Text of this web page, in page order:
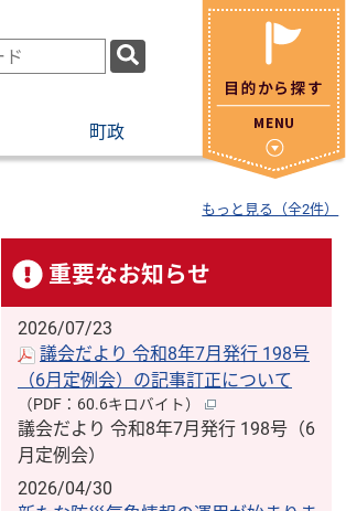
町政
もっと見る（全2件）
重要なお知らせ
2026/07/23
議会だより 令和8年7月発行 198号
（6月定例会）の記事訂正について
（PDF：60.6キロバイト）
議会だより 令和8年7月発行 198号（6
月定例会）
2026/04/30